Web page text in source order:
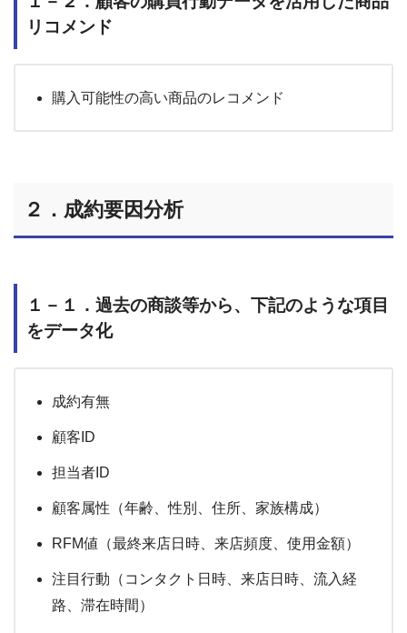
リコメンド
購入可能性の高い商品のレコメンド
２．成約要因分析
１－１．過去の商談等から、下記のような項目
をデータ化
成約有無
顧客ID
担当者ID
顧客属性（年齢、性別、住所、家族構成）
RFM値（最終来店日時、来店頻度、使用金額）
注目行動（コンタクト日時、来店日時、流入経
路、滞在時間）